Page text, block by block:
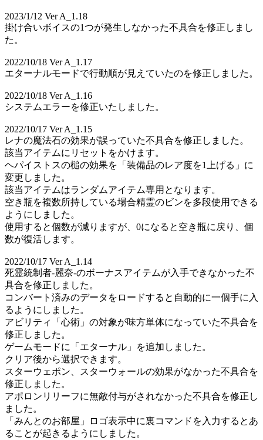
2023/1/12 Ver A_1.18
掛け合いボイスの1つが発生しなかった不具合を修正しまし
た。
2022/10/18 Ver A_1.17
エターナルモードで行動順が見えていたのを修正しました。
2022/10/18 Ver A_1.16
システムエラーを修正いたしました。
2022/10/17 Ver A_1.15
レナの魔法石の効果が誤っていた不具合を修正しました。
該当アイテムにリセットをかけます。
ヘパイストスの槌の効果を「装備品のレア度を1上げる」に
変更しました。
該当アイテムはランダムアイテム専用となります。
空き瓶を複数所持している場合精霊のビンを多段使用できる
ようにしました。
使用すると個数が減りますが、0になると空き瓶に戻り、個
数が復活します。
2022/10/17 Ver A_1.14
死霊統制者-麗奈-のボーナスアイテムが入手できなかった不
具合を修正しました。
コンバート済みのデータをロードすると自動的に一個手に入
るようにしました。
アビリティ「心術」の対象が味方単体になっていた不具合を
修正しました。
ゲームモードに「エターナル」を追加しました。
クリア後から選択できます。
スターウェポン、スターウォールの効果がなかった不具合を
修正しました。
アポロンリリーフに無敵付与がされなかった不具合を修正し
ました。
「みんとのお部屋」ロゴ表示中に裏コマンドを入力するとあ
ることが起きるようにしました。